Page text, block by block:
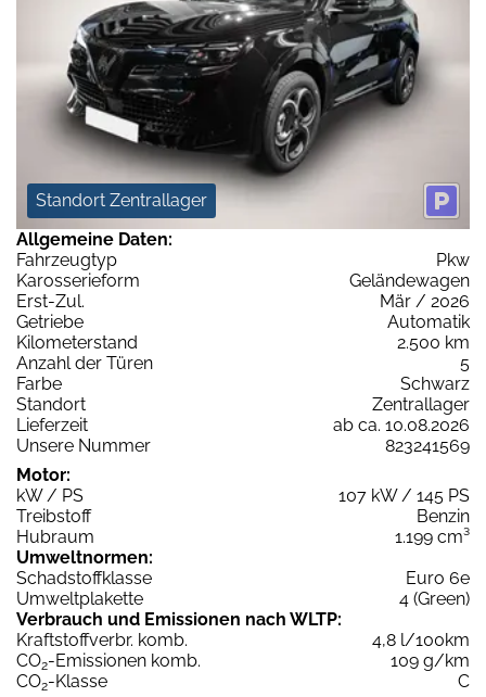
Standort Zentrallager
Allgemeine Daten:
Fahrzeugtyp
Pkw
Karosserieform
Geländewagen
Erst-Zul.
Mär / 2026
Getriebe
Automatik
Kilometerstand
2.500 km
Anzahl der Türen
5
Farbe
Schwarz
Standort
Zentrallager
Lieferzeit
ab ca. 10.08.2026
Unsere Nummer
823241569
Motor:
kW / PS
107 kW / 145 PS
Treibstoff
Benzin
Hubraum
1.199 cm³
Umweltnormen:
Schadstoffklasse
Euro 6e
Umweltplakette
4 (Green)
Verbrauch und Emissionen nach WLTP:
Kraftstoffverbr. komb.
4,8 l/100km
CO2-Emissionen komb.
109 g/km
CO2-Klasse C